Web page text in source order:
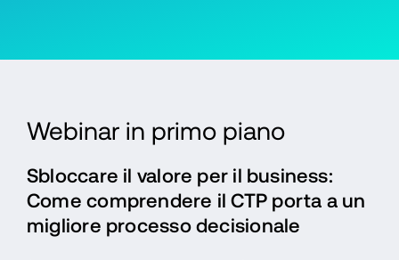
Webinar in primo piano
Sbloccare il valore per il business:
Come comprendere il CTP porta a un
migliore processo decisionale